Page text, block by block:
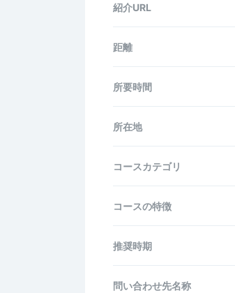
紹介URL
距離
所要時間
所在地
コース カテゴリ
コースの特徴
推奨時期
問い合わせ先名称